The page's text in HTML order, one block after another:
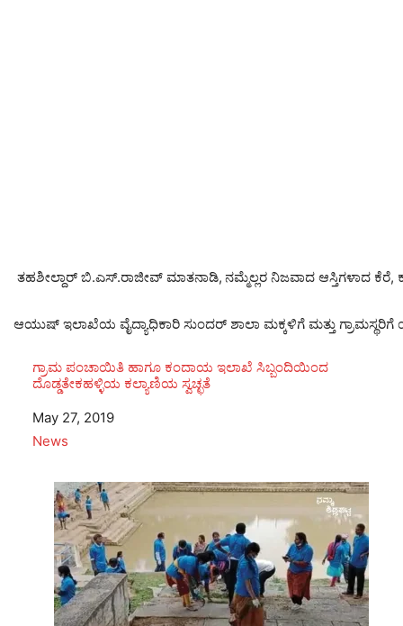
ತಹಶೀಲ್ದಾರ್ ಬಿ.ಎಸ್.ರಾಜೀವ್ ಮಾತನಾಡಿ, ನಮ್ಮೆಲ್ಲರ ನಿಜವಾದ ಆಸ್ತಿಗಳಾದ ಕೆರೆ,
ಆಯುಷ್ ಇಲಾಖೆಯ ವೈದ್ಯಾಧಿಕಾರಿ ಸುಂದರ್ ಶಾಲಾ ಮಕ್ಕಳಿಗೆ ಮತ್ತು
ಗ್ರಾಮ ಪಂಚಾಯಿತಿ ಹಾಗೂ ಕಂದಾಯ ಇಲಾಖೆ ಸಿಬ್ಬಂದಿಯಿಂದ
ದೊಡ್ಡತೇಕಹಳ್ಳಿಯ ಕಲ್ಯಾಣಿಯ ಸ್ವಚ್ಛತೆ
Date
May 27, 2019
In relation to
News